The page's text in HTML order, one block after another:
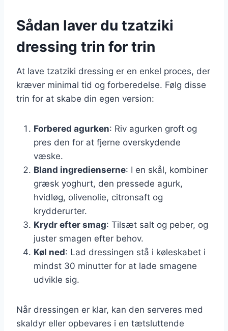
Sådan laver du tzatziki
dressing trin for trin
At lave tzatziki dressing er en enkel proces, der
kræver minimal tid og forberedelse. Følg disse
trin for at skabe din egen version:
Forbered agurken: Riv agurken groft og
pres den for at fjerne overskydende
væske.
Bland ingredienserne: I en skål, kombiner
græsk yoghurt, den pressede agurk,
hvidløg, olivenolie, citronsaft og
krydderurter.
Krydr efter smag: Tilsæt salt og peber, og
juster smagen efter behov.
Køl ned: Lad dressingen stå i køleskabet i
mindst 30 minutter for at lade smagene
udvikle sig.
Når dressingen er klar, kan den serveres med
skaldyr eller opbevares i en tætsluttende